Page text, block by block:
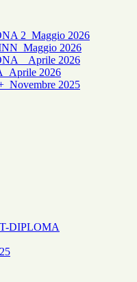
2_Maggio 2026
2026
_ Aprile 2026
2026
2025
DIPLOMA